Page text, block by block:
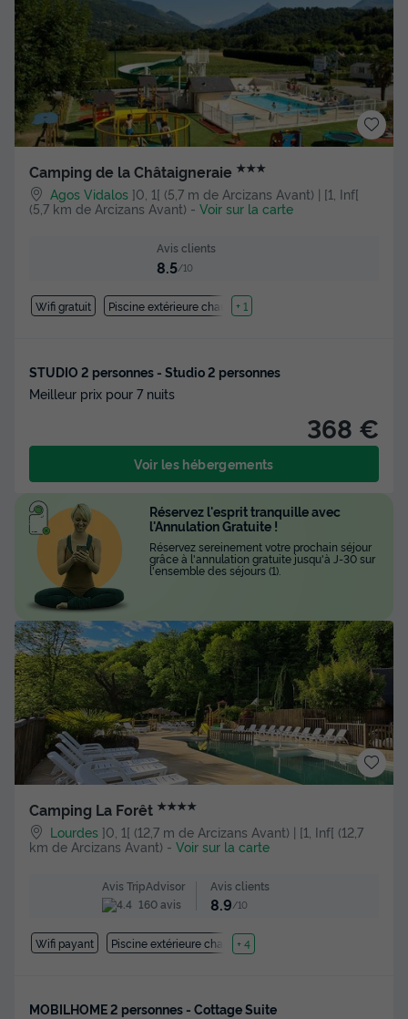
Camping de la Châtaigneraie ★★★
Agos Vidalos ]0, 1[ (5,7 m de Arcizans Avant) | [1, Inf[
(5,7 km de Arcizans Avant) - Voir sur la carte
Avis clients
8.5/10
Wifi gratuit Piscine extérieure chauffée
+ 1
STUDIO 2 personnes - Studio 2 personnes
Meilleur prix pour 7 nuits
368 €
Voir les hébergements
Camping La Forêt ★★★★
Lourdes ]0, 1[ (12,7 m de Arcizans Avant) | [1, Inf[ (12,7
km de Arcizans Avant) - Voir sur la carte
Avis TripAdvisor
160 avis
Avis clients
8.9/10
Wifi payant Piscine extérieure chauffée
+ 4
MOBILHOME 2 personnes - Cottage Suite
Réservez l'esprit tranquille avec
l'Annulation Gratuite !
Réservez sereinement votre prochain séjour
grâce à l'annulation gratuite jusqu'à J-30 sur
l'ensemble des séjours (1).